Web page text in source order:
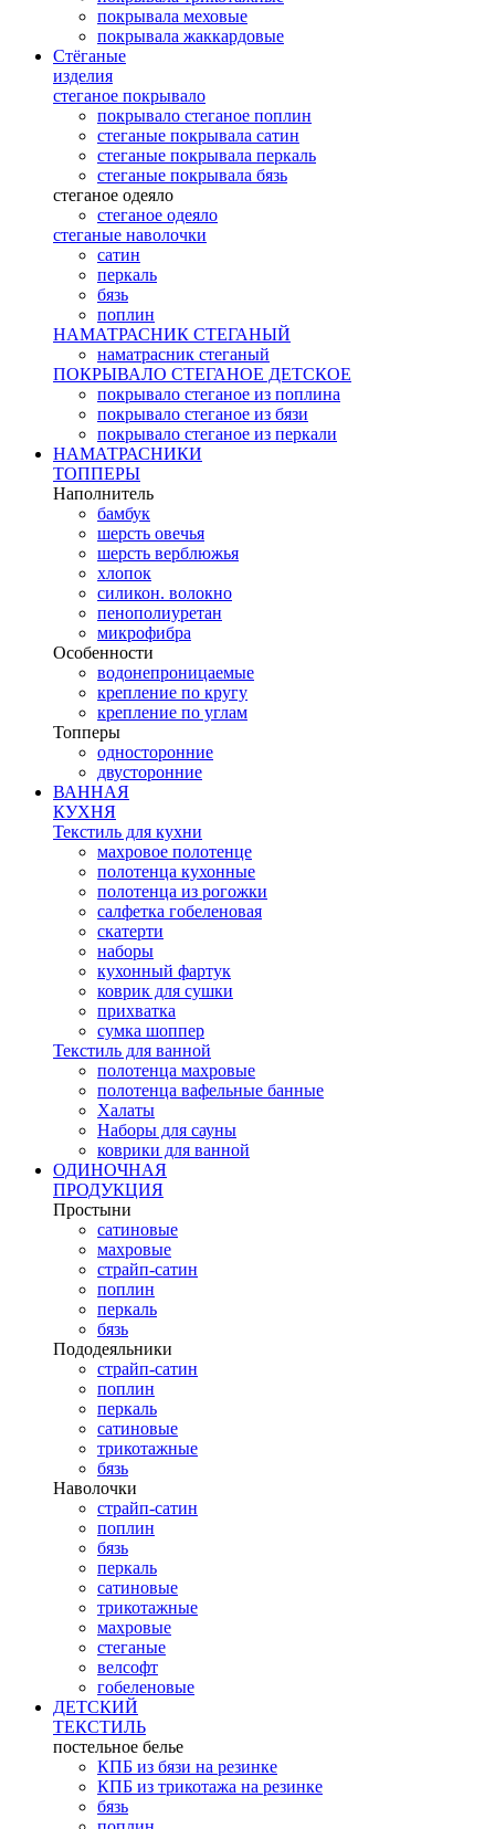
покрывала меховые
покрывала жаккардовые
Стёганые
изделия
стеганое покрывало
покрывало стеганое поплин
стеганые покрывала сатин
стеганые покрывала перкаль
стеганые покрывала бязь
стеганое одеяло
стеганое одеяло
стеганые наволочки
сатин
перкаль
бязь
поплин
НАМАТРАСНИК СТЕГАНЫЙ
наматрасник стеганый
ПОКРЫВАЛО СТЕГАНОЕ ДЕТСКОЕ
покрывало стеганое из поплина
покрывало стеганое из бязи
покрывало стеганое из перкали
НАМАТРАСНИКИ
ТОППЕРЫ
Наполнитель
бамбук
шерсть овечья
шерсть верблюжья
хлопок
силикон. волокно
пенополиуретан
микрофибра
Особенности
водонепроницаемые
крепление по кругу
крепление по углам
Топперы
односторонние
двусторонние
ВАННАЯ
КУХНЯ
Текстиль для кухни
махровое полотенце
полотенца кухонные
полотенца из рогожки
салфетка гобеленовая
скатерти
наборы
кухонный фартук
коврик для сушки
прихватка
cумка шоппер
Текстиль для ванной
полотенца махровые
полотенца вафельные банные
Халаты
Наборы для сауны
коврики для ванной
ОДИНОЧНАЯ
ПРОДУКЦИЯ
Простыни
сатиновые
махровые
страйп-сатин
поплин
перкаль
бязь
Пододеяльники
страйп-сатин
поплин
перкаль
сатиновые
трикотажные
бязь
Наволочки
страйп-сатин
поплин
бязь
перкаль
сатиновые
трикотажные
махровые
стеганые
велсофт
гобеленовые
ДЕТСКИЙ
ТЕКСТИЛЬ
постельное белье
КПБ из бязи на резинке
КПБ из трикотажа на резинке
бязь